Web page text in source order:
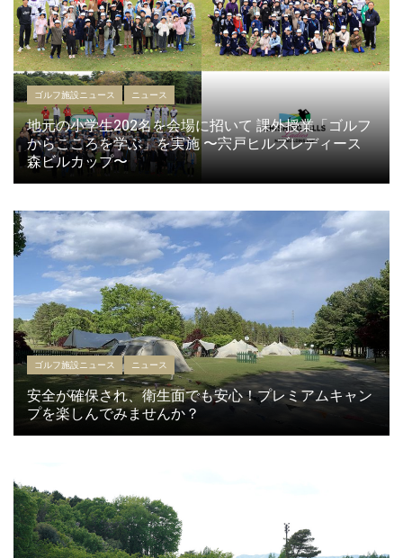
ゴルフ施設ニュース ニュース
地元の小学生202名を会場に招いて 課外授業「ゴルフ
からこころを学ぶ」を実施 〜宍戸ヒルズレディース
森ビルカップ〜
ゴルフ施設ニュース ニュース
安全が確保され、衛生面でも安心！プレミアムキャン
プを楽しんでみませんか？